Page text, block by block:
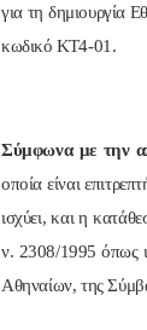
για τη δημιουργία
κωδικό ΚΤ4-01.
Σύμφωνα με την
οποία είναι
ισχύει, και η
ν. 2308/1995 όπως
Αθηναίων, της